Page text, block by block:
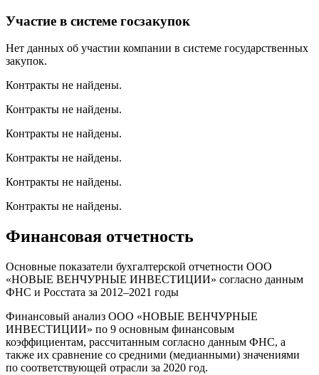
Участие в системе госзакупок
Нет данных об участии компании в системе государственных
закупок.
Контракты не найдены.
Контракты не найдены.
Контракты не найдены.
Контракты не найдены.
Контракты не найдены.
Контракты не найдены.
Финансовая отчетность
Основные показатели бухгалтерской отчетности ООО
«НОВЫЕ ВЕНЧУРНЫЕ ИНВЕСТИЦИИ» согласно данным
ФНС и Росстата за 2012–2021 годы
Финансовый анализ ООО «НОВЫЕ ВЕНЧУРНЫЕ
ИНВЕСТИЦИИ» по 9 основным финансовым
коэффициентам, рассчитанным согласно данным ФНС, а
также их сравнение со средними (медианными) значениями
по соответствующей отрасли за 2020 год.